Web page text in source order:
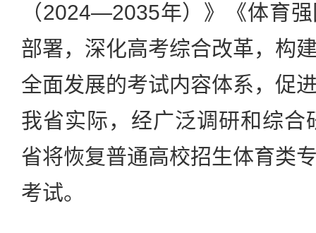
（2024—2035年）》《体育
部署，深化高考综合改革，构
全面发展的考试内容体系，促
我省实际，经广泛调研和综合
省将恢复普通高校招生体育类
考试。